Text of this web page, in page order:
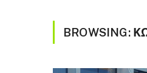
BROWSING: